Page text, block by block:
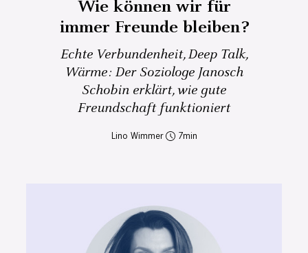
Wie können wir für
immer Freunde bleiben?
Echte Verbundenheit, Deep Talk,
Wärme: Der Soziologe Janosch
Schobin erklärt, wie gute
Freundschaft funktioniert
Lino Wimmer 7